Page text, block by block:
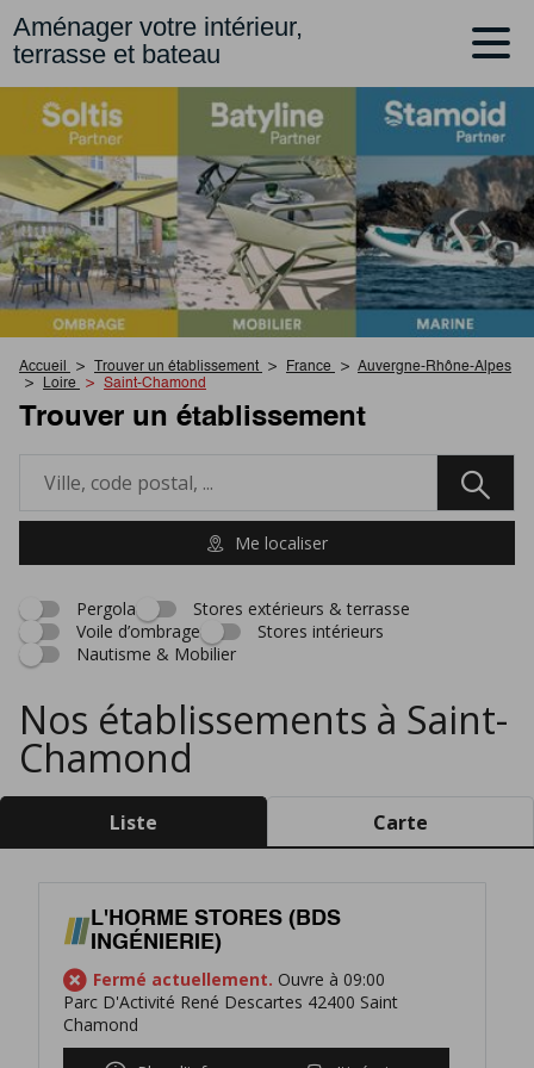
Aménager votre intérieur,
terrasse et bateau
Accueil Trouver un établissement France
Auvergne-Rhône-Alpes
Loire
Saint-Chamond
Trouver un établissement
Me localiser
Pergola
Stores extérieurs & terrasse
Voile d’ombrage
Stores intérieurs
Nautisme & Mobilier
Nos établissements à Saint-
Chamond
Liste Carte
L'HORME STORES (BDS
INGÉNIERIE)
Fermé actuellement. Ouvre à 09:00
Parc D'Activité René Descartes 42400 Saint
Chamond